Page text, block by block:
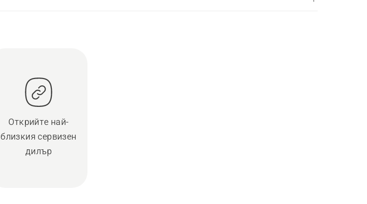
Открийте най-
близкия сервизен
дилър